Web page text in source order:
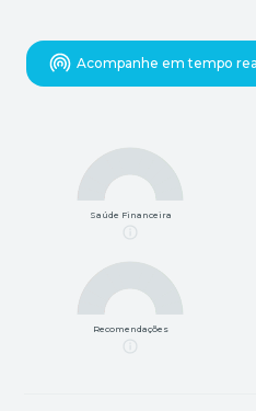
Acompanhe em tempo real
Saúde Financeira
Recomendações